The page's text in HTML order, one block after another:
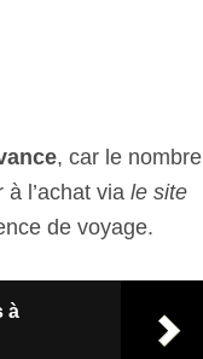
, car le nombre
l’achat via le site
de voyage.
à